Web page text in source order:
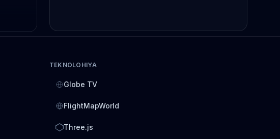
TEKNOLOHIYA
Globe TV
FlightMapWorld
Three.js